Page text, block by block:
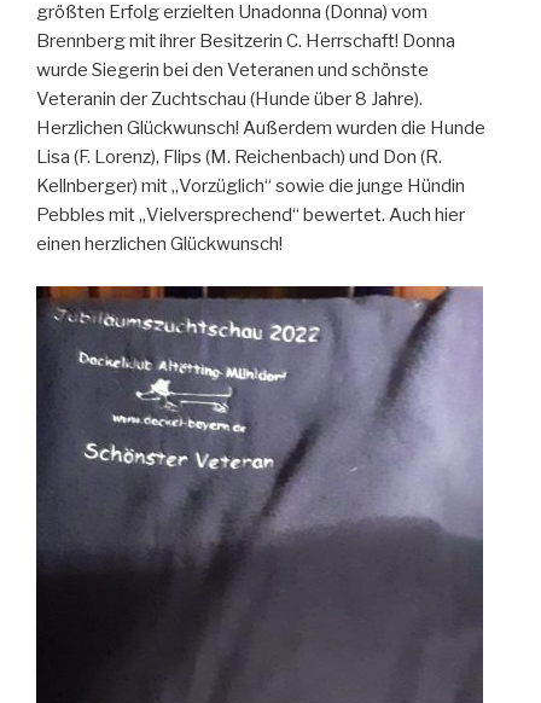
größten Erfolg erzielten Unadonna (Donna) vom
Brennberg mit ihrer Besitzerin C. Herrschaft! Donna
wurde Siegerin bei den Veteranen und schönste
Veteranin der Zuchtschau (Hunde über 8 Jahre).
Herzlichen Glückwunsch! Außerdem wurden die Hunde
Lisa (F. Lorenz), Flips (M. Reichenbach) und Don (R.
Kellnberger) mit „Vorzüglich“ sowie die junge Hündin
Pebbles mit „Vielversprechend“ bewertet. Auch hier
einen herzlichen Glückwunsch!